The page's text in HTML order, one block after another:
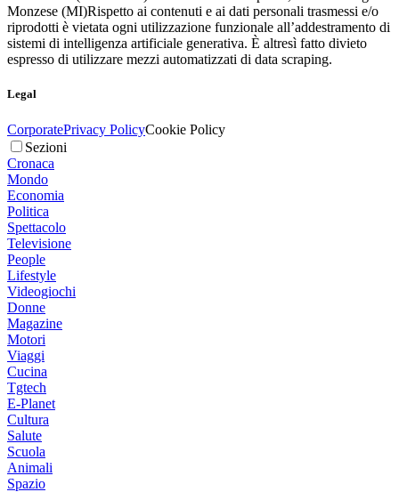
Monzese (MI)Rispetto ai contenuti e ai dati personali trasmessi e/o
riprodotti è vietata ogni utilizzazione funzionale all’addestramento di
sistemi di intelligenza artificiale generativa. È altresì fatto divieto
espresso di utilizzare mezzi automatizzati di data scraping.
Legal
CorporatePrivacy PolicyCookie Policy
Sezioni
Cronaca
Mondo
Economia
Politica
Spettacolo
Televisione
People
Lifestyle
Videogiochi
Donne
Magazine
Motori
Viaggi
Cucina
Tgtech
E-Planet
Cultura
Salute
Scuola
Animali
Spazio